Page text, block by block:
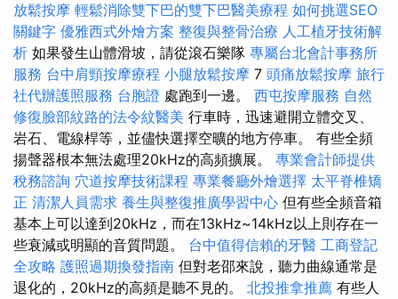
放鬆按摩 輕鬆消除雙下巴的雙下巴醫美療程 如何挑選SEO
關鍵字 優雅西式外燴方案 整復與整骨治療 人工植牙技術解
析 如果發生山體滑坡，請從滾石樂隊 專屬台北會計事務所
服務 台中肩頸按摩療程 小腿放鬆按摩 7 頭痛放鬆按摩 旅行
社代辦護照服務 台胞證 處跑到一邊。 西屯按摩服務 自然
修復臉部紋路的法令紋醫美 行車時，迅速避開立體交叉、
岩石、電線桿等，並儘快選擇空曠的地方停車。 有些全頻
揚聲器根本無法處理20kHz的高頻擴展。 專業會計師提供
稅務諮詢 穴道按摩技術課程 專業餐廳外燴選擇 太平脊椎矯
正 清潔人員需求 養生與整復推廣學習中心 但有些全頻音箱
基本上可以達到20kHz，而在13kHz~14kHz以上則存在一
些衰減或明顯的音質問題。 台中值得信賴的牙醫 工商登記
全攻略 護照過期換發指南 但對老邵來說，聽力曲線通常是
退化的，20kHz的高頻是聽不見的。 北投推拿推薦 有些人